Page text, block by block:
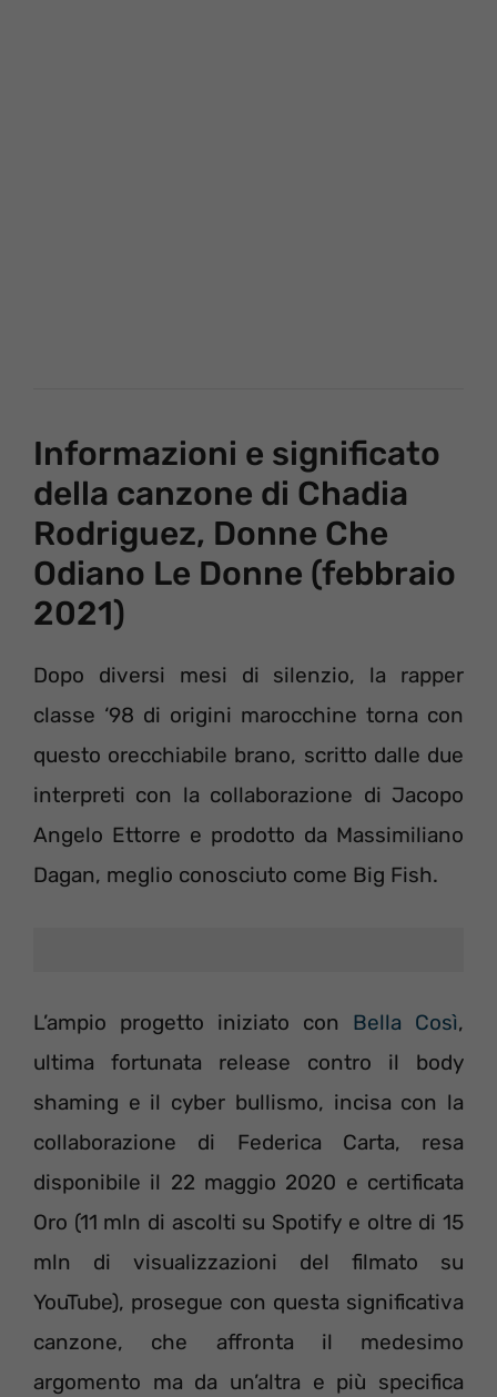
Informazioni e significato
della canzone di Chadia
Rodriguez, Donne Che
Odiano Le Donne (febbraio
2021)
Dopo diversi mesi di silenzio, la rapper
classe ‘98 di origini marocchine torna con
questo orecchiabile brano, scritto dalle due
interpreti con la collaborazione di Jacopo
Angelo Ettorre e prodotto da Massimiliano
Dagan, meglio conosciuto come Big Fish.
L’ampio progetto iniziato con Bella Così,
ultima fortunata release contro il body
shaming e il cyber bullismo, incisa con la
collaborazione di Federica Carta, resa
disponibile il 22 maggio 2020 e certificata
Oro (11 mln di ascolti su Spotify e oltre di 15
mln di visualizzazioni del filmato su
YouTube), prosegue con questa significativa
canzone, che affronta il medesimo
argomento ma da un’altra e più specifica